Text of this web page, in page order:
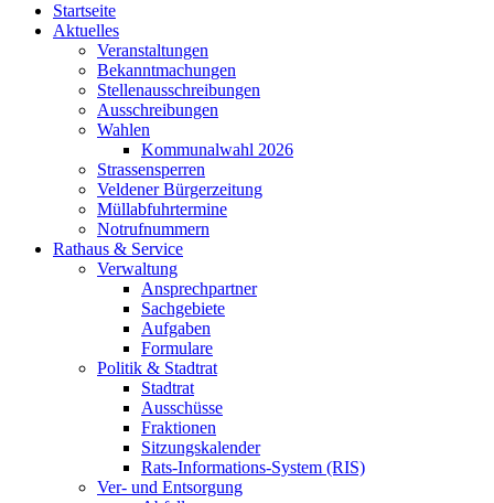
Startseite
Aktuelles
Veranstaltungen
Bekanntmachungen
Stellenausschreibungen
Ausschreibungen
Wahlen
Kommunalwahl 2026
Strassensperren
Veldener Bürgerzeitung
Müllabfuhrtermine
Notrufnummern
Rathaus & Service
Verwaltung
Ansprechpartner
Sachgebiete
Aufgaben
Formulare
Politik & Stadtrat
Stadtrat
Ausschüsse
Fraktionen
Sitzungskalender
Rats-Informations-System (RIS)
Ver- und Entsorgung